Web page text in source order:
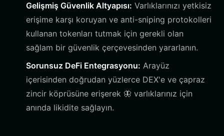
Gelişmiş Güvenlik Altyapısı: Varlıklarınızı yetkisiz
erişime karşı koruyan ve anti-sniping protokolleri
kullanan tokenları tutmak için gerekli olan
sağlam bir güvenlik çerçevesinden yararlanın.
Sorunsuz DeFi Entegrasyonu: Arayüz
içerisinden doğrudan yüzlerce DEX'e ve çapraz
zincir köprüsüne erişerek 🦋 varlıklarınız için
anında likidite sağlayın.